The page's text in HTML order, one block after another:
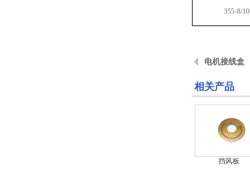
355-8/10
电机接线盒
相关产品
挡风板